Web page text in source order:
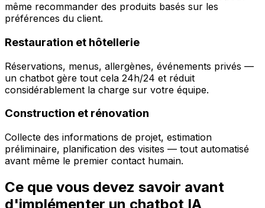
même recommander des produits basés sur les
préférences du client.
Restauration et hôtellerie
Réservations, menus, allergènes, événements privés —
un chatbot gère tout cela 24h/24 et réduit
considérablement la charge sur votre équipe.
Construction et rénovation
Collecte des informations de projet, estimation
préliminaire, planification des visites — tout automatisé
avant même le premier contact humain.
Ce que vous devez savoir avant
d'implémenter un chatbot IA